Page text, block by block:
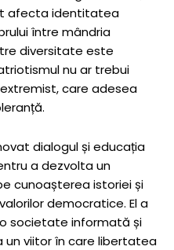
afecta identitatea
între mândria
diversitate este
nu ar trebui
care adesea
dialogul și educația
a dezvolta un
cunoașterea istoriei și
democratice. El a
societate informată și
un viitor în care libertatea